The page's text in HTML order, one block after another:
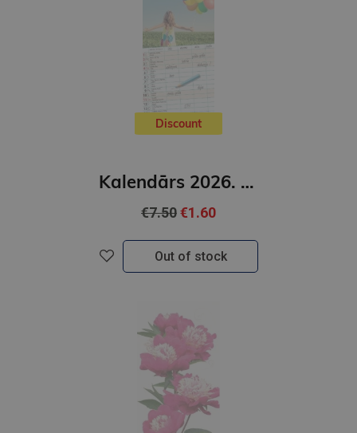
Discount
Kalendārs 2026. Mans ģimenes kalendārs ( garš)
€7.50€1.60
Out of stock